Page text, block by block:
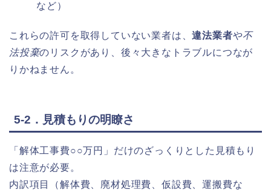
など）
これらの許可を取得していない業者は、違法業者や不
法投棄のリスクがあり、後々大きなトラブルにつなが
りかねません。
5-2．見積もりの明瞭さ
「解体工事費○○万円」だけのざっくりとした見積もり
は注意が必要。
内訳項目（解体費、廃材処理費、仮設費、運搬費な